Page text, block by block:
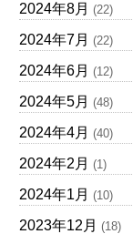
2024年8月 (22)
2024年7月 (22)
2024年6月 (12)
2024年5月 (48)
2024年4月 (40)
2024年2月 (1)
2024年1月 (10)
2023年12月 (18)